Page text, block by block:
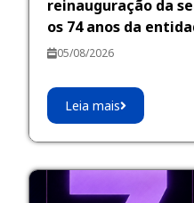
reinauguração da
os 74 anos da
05/08/2026
Leia mais